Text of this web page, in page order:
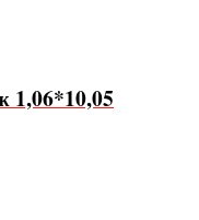
1,06*10,05